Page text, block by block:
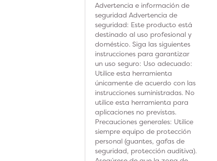
Advertencia e información de
seguridad Advertencia de
seguridad: Este producto está
destinado al uso profesional y
doméstico. Siga las siguientes
instrucciones para garantizar
un uso seguro: Uso adecuado:
Utilice esta herramienta
únicamente de acuerdo con las
instrucciones suministradas. No
utilice esta herramienta para
aplicaciones no previstas.
Precauciones generales: Utilice
siempre equipo de protección
personal (guantes, gafas de
seguridad, protección auditiva).